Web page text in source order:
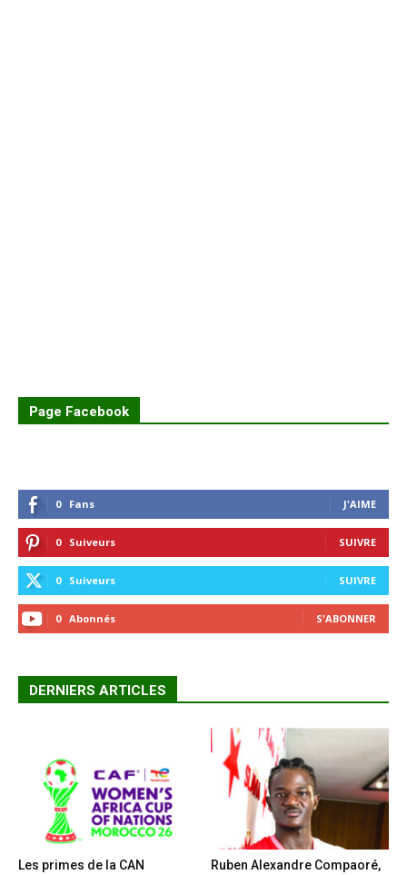
Page Facebook
0 Fans J'AIME
0 Suiveurs SUIVRE
0 Suiveurs SUIVRE
0 Abonnés S'ABONNER
DERNIERS ARTICLES
Les primes de la CAN
Ruben Alexandre Compaoré,